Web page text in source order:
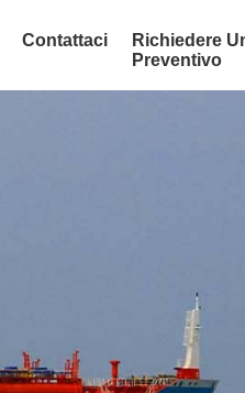
Contattaci
Richiedere
Preventivo